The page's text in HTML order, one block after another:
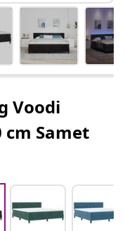
Voodi
cm Samet